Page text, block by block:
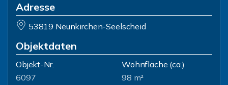
Adresse
53819 Neunkirchen-Seelscheid
Objektdaten
Objekt-Nr.
6097
Wohnfläche (ca.)
98 m²